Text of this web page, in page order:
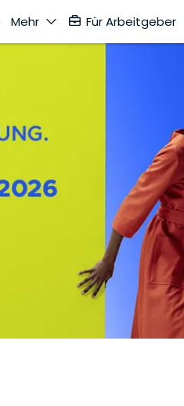
Mehr Für Arbeitgeber